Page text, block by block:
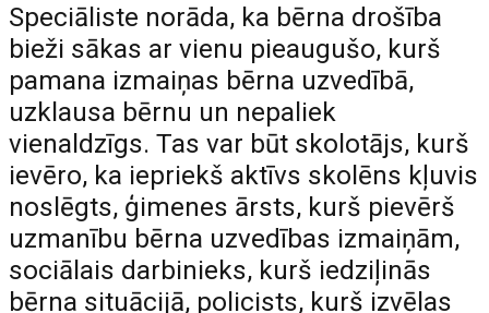
Speciāliste norāda, ka bērna drošība
bieži sākas ar vienu pieaugušo, kurš
pamana izmaiņas bērna uzvedībā,
uzklausa bērnu un nepaliek
vienaldzīgs. Tas var būt skolotājs, kurš
ievēro, ka iepriekš aktīvs skolēns kļuvis
noslēgts, ģimenes ārsts, kurš pievērš
uzmanību bērna uzvedības izmaiņām,
sociālais darbinieks, kurš iedziļinās
bērna situācijā, policists, kurš izvēlas